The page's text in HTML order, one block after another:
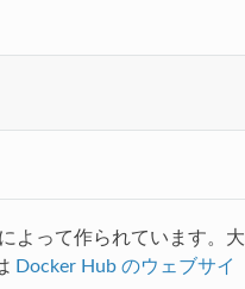
よって作られています。大
Docker Hub のウェブサイ